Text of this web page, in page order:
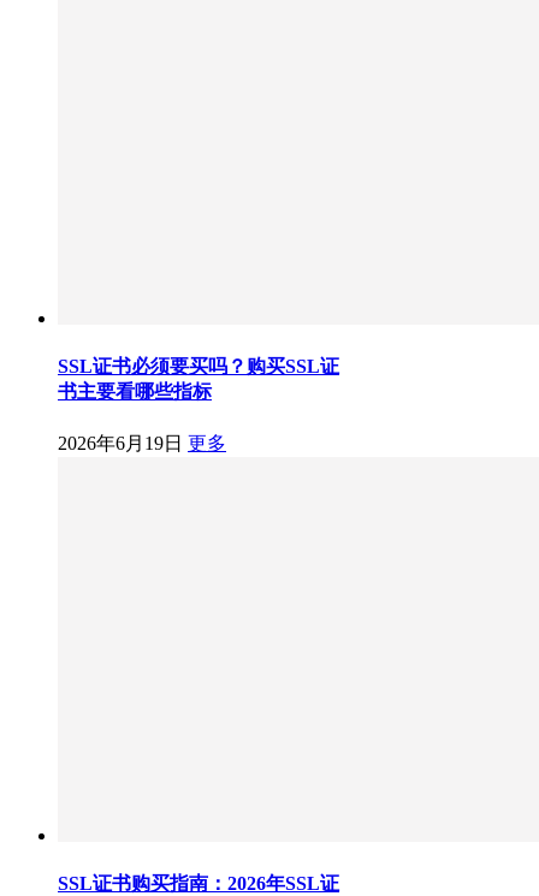
SSL证书必须要买吗？购买SSL证
书主要看哪些指标
2026年6月19日 更多
SSL证书购买指南：2026年SSL证